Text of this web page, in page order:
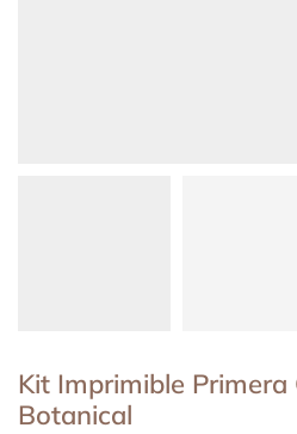
Kit Imprimible Primera
Botanical